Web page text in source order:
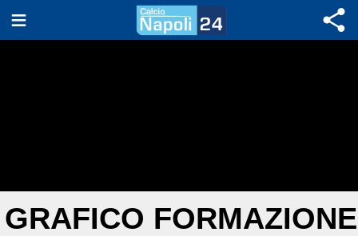
GRAFICO FORMAZIONE